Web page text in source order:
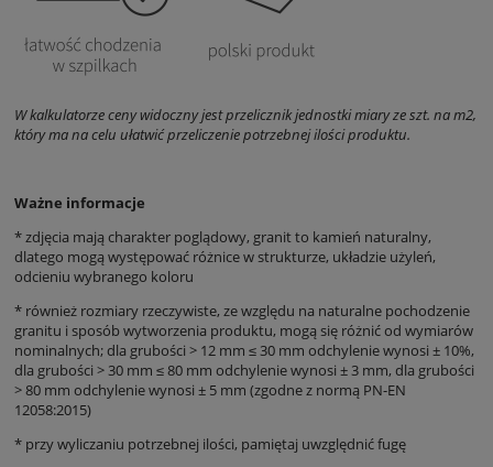
W kalkulatorze ceny widoczny jest przelicznik jednostki miary ze szt. na m2,
który ma na celu ułatwić przeliczenie potrzebnej ilości produktu.
Ważne informacje
* zdjęcia mają charakter poglądowy, granit to kamień naturalny,
dlatego mogą występować różnice w strukturze, układzie użyleń,
odcieniu wybranego koloru
* również rozmiary rzeczywiste, ze względu na naturalne pochodzenie
granitu i sposób wytworzenia produktu, mogą się różnić od wymiarów
nominalnych;dla grubości > 12 mm ≤ 30 mm odchylenie wynosi ± 10%,
dla grubości > 30 mm ≤ 80 mm odchylenie wynosi ± 3 mm, dla grubości
> 80 mm odchylenie wynosi ± 5 mm (zgodne z normą PN-EN
12058:2015)
* przy wyliczaniu potrzebnej ilości, pamiętaj uwzględnić fugę